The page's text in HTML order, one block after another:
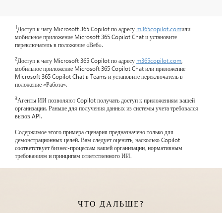
1Доступ к чату Microsoft 365 Copilot по адресу m365copilot.comили
мобильное приложение Microsoft 365 Copilot Chat и установите
переключатель в положение «Веб».
2Доступ к чату Microsoft 365 Copilot по адресу m365copilot.com
мобильное приложение Microsoft 365 Copilot Chat или приложение
Microsoft 365 Copilot Chat в Teams и установите переключатель в
положение «Работа».
3Агенты ИИ позволяют Copilot получать доступ к приложениям вашей
организации. Раньше для получения данных из системы учета требовался
вызов API.
Содержимое этого примера сценария предназначено только для
демонстрационных целей. Вам следует оценить, насколько Copilot
соответствует бизнес-процессам вашей организации, нормативным
требованиям и принципам ответственного ИИ.
ЧТО ДАЛЬШЕ?